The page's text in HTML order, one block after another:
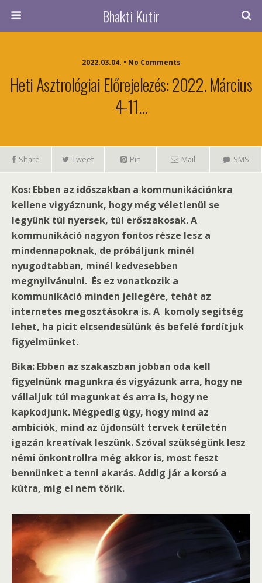
Bhakti Kutir
2022.03.04. • No Comments
Heti Asztrológiai Előrejelezés: 2022. Március
4-11…
Share Tweet Pin Mail SMS
Kos: Ebben az időszakban a kommunikációnkra
kellene vigyáznunk, hogy még véletlenül se
legyünk túl nyersek, túl erőszakosak. A
kommunikáció nagyon fontos része lesz a
mindennapoknak, de próbáljunk minél
nyugodtabban, minél kedvesebben
megnyilvánulni. És ez vonatkozik a
kommunikáció minden jellegére, tehát az
internetes megosztásokra is. A komoly segítség
lehet, ha picit elcsendesülünk és befelé fordítjuk
figyelmünket.
Bika: Ebben az szakaszban jobban oda kell
figyelnünk magunkra és vigyázunk arra, hogy ne
vállaljuk túl magunkat és arra is, hogy ne
kapkodjunk. Mégpedig úgy, hogy mind az
ambíciók, mind az újdonsült tervek területén
igazán kreatívak leszünk. Szóval szükségünk lesz
némi önkontrollra még akkor is, most feszt
bennünket a tenni akarás. Addig jár a korsó a
kútra, míg el nem törik.